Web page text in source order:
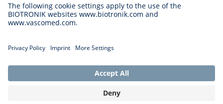
Bewerbung
Karrierechancen
Cookie-Einstellungen
Rechtliche Hinweise